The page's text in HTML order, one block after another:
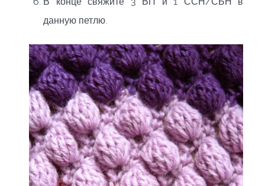
данную петлю.